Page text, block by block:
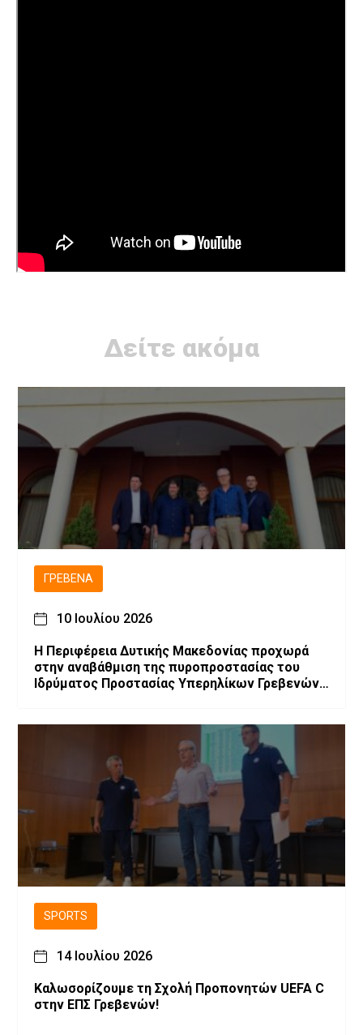
Δείτε ακόμα
ΓΡΕΒΕΝΆ
10 Ιουλίου 2026
Η Περιφέρεια Δυτικής Μακεδονίας προχωρά
στην αναβάθμιση της πυροπροστασίας του
Ιδρύματος Προστασίας Υπερηλίκων Γρεβενών
SPORTS
14 Ιουλίου 2026
Καλωσορίζουμε τη Σχολή Προπονητών UEFA C
στην ΕΠΣ Γρεβενών!